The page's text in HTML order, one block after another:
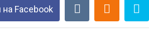
Facebook